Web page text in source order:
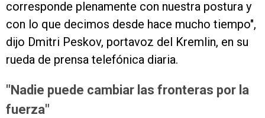
corresponde plenamente con nuestra postura y
con lo que decimos desde hace mucho tiempo",
dijo Dmitri Peskov, portavoz del Kremlin, en su
rueda de prensa telefónica diaria.
"Nadie puede cambiar las fronteras por la
fuerza"